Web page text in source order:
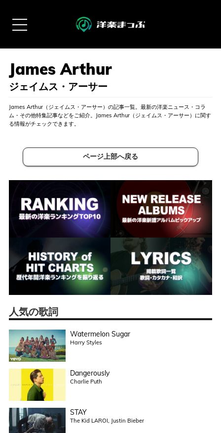
ジェイムス・アーサー
James Arthur（ジェイムス・アーサー）の記事一覧。最新の洋楽ニュース・コラ
ム・その他特集記事などをご紹介。James Arthur（ジェイムス・アーサー）に関す
る情報がチェックできます。
ページ上部へ戻る
人気の歌詞
Watermelon Sugar
Harry Styles
Dangerously
Charlie Puth
STAY
The Kid LAROI, Justin Bieber